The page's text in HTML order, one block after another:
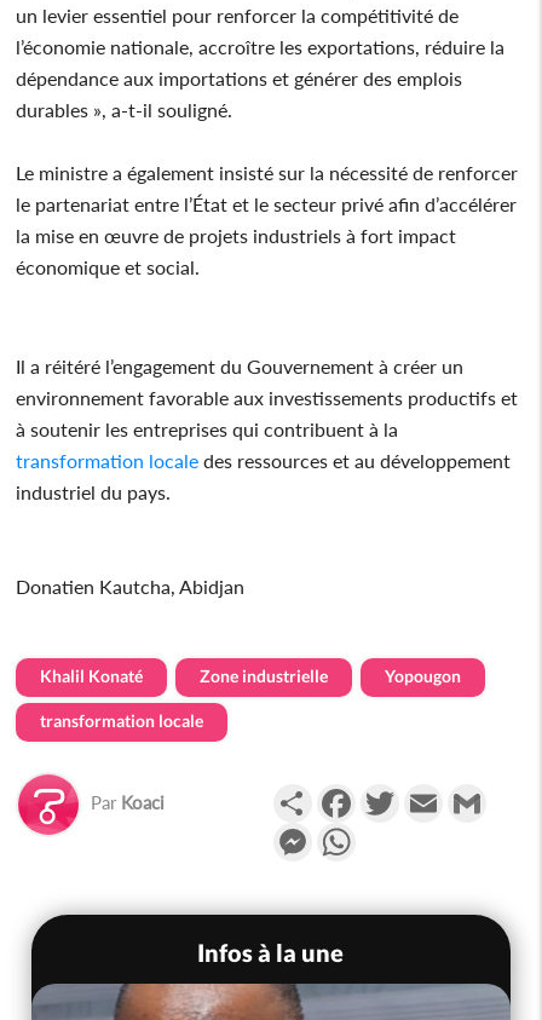
un levier essentiel pour renforcer la compétitivité de
l’économie nationale, accroître les exportations, réduire la
dépendance aux importations et générer des emplois
durables », a-t-il souligné.
Le ministre a également insisté sur la nécessité de renforcer
le partenariat entre l’État et le secteur privé afin d’accélérer
la mise en œuvre de projets industriels à fort impact
économique et social.
Il a réitéré l’engagement du Gouvernement à créer un
environnement favorable aux investissements productifs et
à soutenir les entreprises qui contribuent à la
transformation locale des ressources et au développement
industriel du pays.
Donatien Kautcha, Abidjan
Khalil Konaté Zone industrielle Yopougon
transformation locale
Par Koaci PartagerFacebookTwitterEmail
Messenger
Infos à la une